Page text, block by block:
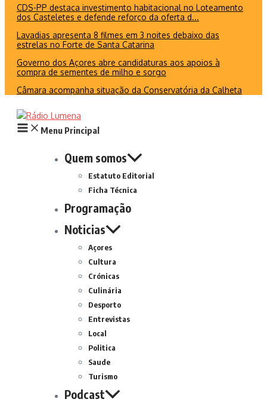
CDS-PP destaca investimento habitacional no Loteamento
dos Casteletes e defende reforço da oferta d...
Lavadias apresenta 8 filmes em 3 noites debaixo das
estrelas no Forte de Santa Catarina
Governo dos Açores abre candidaturas aos apoios à
compra de sementes de milho e sorgo
Câmara acompanha situação da Conservatória da Calheta
Menu Principal
Quem somos
Estatuto Editorial
Ficha Técnica
Programação
Noticias
Açores
Cultura
Crónicas
Culinária
Desporto
Entrevistas
Local
Politica
Saude
Turismo
Podcast